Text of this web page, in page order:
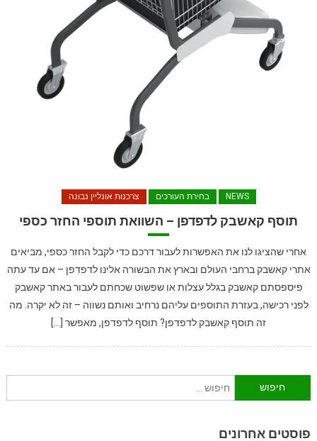
NEWS בחירת העורכים צרכנות אונליין נבונה
תוסף קאשבק לדפדפן – השוואת תוספי החזר כספי
אחרי שהציגו לנו את האפשרות לעבור דרכם כדי לקבל החזר כספי, מביאים
אתרי קאשבק ברחבי העולם ובארץ את הבשורה אלינו לדפדפן – אם עד עתה
פיספסתם קאשבק בגלל עצלות או שפשוט שכחתם לעבור באתר קאשבק
לפני רכישה, בעזרת התוספים עליהם נרחיב ואותם נשווה – זה לא יקרה. מה
זה תוסף קאשבק לדפדפן? תוסף לדפדפן, מאפשר […]
חיפוש:
פוסטים אחרונים